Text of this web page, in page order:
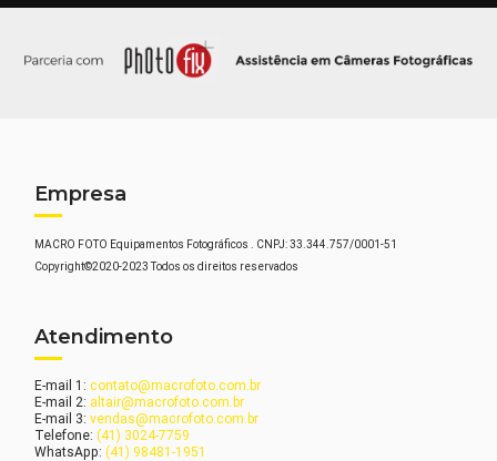
Empresa
MACRO FOTO Equipamentos Fotográficos . CNPJ: 33.344.757/0001-51
Copyright©2020-2023 Todos os direitos reservados
Atendimento
E-mail 1:contato@macrofoto.com.br
E-mail 2: altair@macrofoto.com.br
E-mail 3:vendas@macrofoto.com.br
Telefone:(41) 3024-7759
WhatsApp:(41) 98481-1951